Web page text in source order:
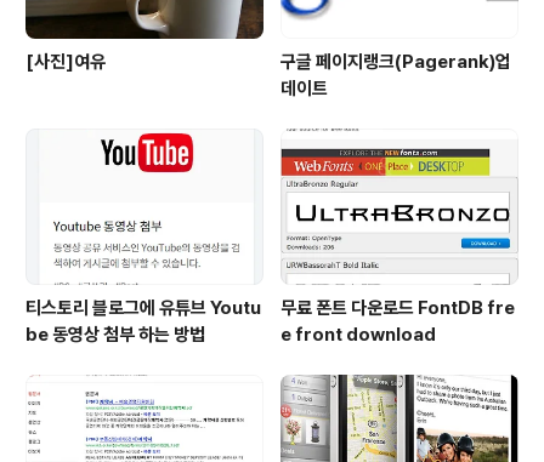
[사진]여유
구글 페이지랭크(Pagerank)업
데이트
티스토리 블로그에 유튜브 Youtu
be 동영상 첨부 하는 방법
무료 폰트 다운로드 FontDB fre
e front download